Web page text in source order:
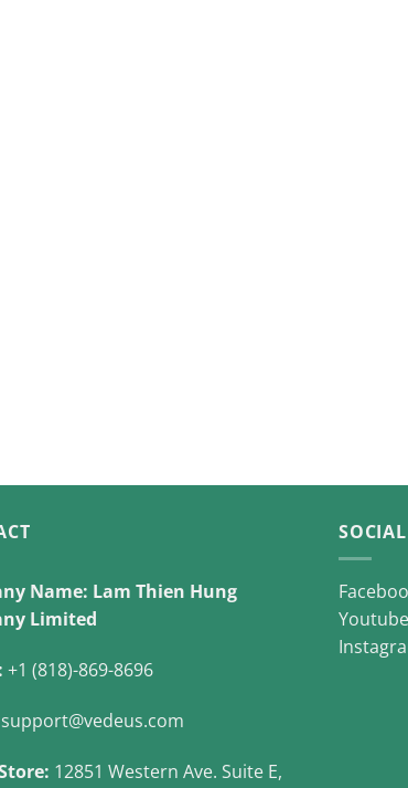
Name: Lam Thien Hung
Limited
+1 (818)-869-8696
support@vedeus.com
12851 Western Ave. Suite E,
SOCIAL
Youtube